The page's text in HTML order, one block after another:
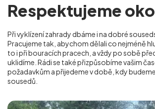
Respektujeme
Při vyklízení zahrady dbáme i na dobré
Pracujeme tak, abychom dělali co nejméně
to i při bouracích pracech, a vždy po sobě
uklidíme. Rádi se také přizpůsobíme vašim
požadavkům a přijedeme v době, kdy
sousedů.